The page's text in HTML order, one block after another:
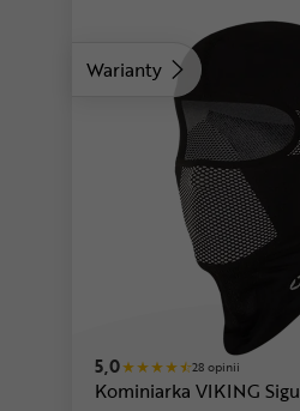
Warianty
5,0 28 opinii
Kominiarka VIKING